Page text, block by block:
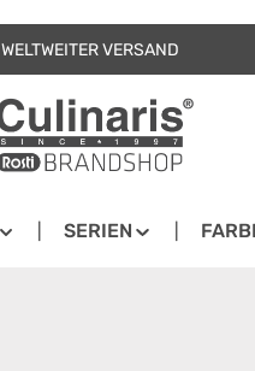
WELTWEITER VERSAND
SERIEN